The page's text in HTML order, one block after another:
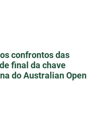
confrontos das
final da chave
do Australian Open